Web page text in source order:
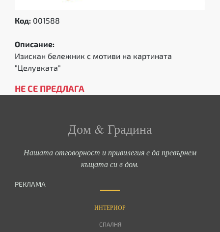
Код: 001588
Описание:
Изискан бележник с мотиви на картината
"Целувката"
НЕ СЕ ПРЕДЛАГА
Дом & Градина
Нашата отговорност и привилегия е да превърнем
къщата си в дом.
РЕКЛАМА
ИНТЕРИОР
СПАЛНЯ